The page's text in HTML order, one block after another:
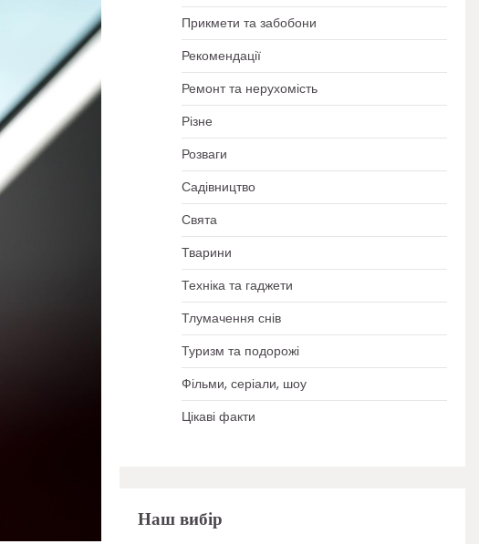
Прикмети та забобони
Рекомендації
Ремонт та нерухомість
Різне
Розваги
Садівництво
Свята
Тварини
Техніка та гаджети
Тлумачення снів
Туризм та подорожі
Фільми, серіали, шоу
Цікаві факти
Наш вибір